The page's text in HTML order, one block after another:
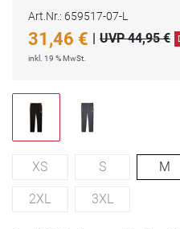
Art.Nr.: 659517-07-L
31,46 € UVP 44,95 €
inkl. 19 % MwSt.
XS S M
2XL 3XL